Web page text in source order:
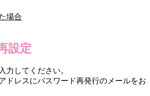
場合
設定
力してください。
ドレスにパスワード再発行のメールをお